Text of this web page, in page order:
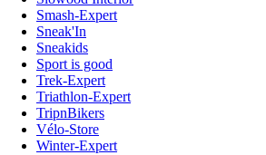
Smash-Expert
Sneak'In
Sneakids
Sport is good
Trek-Expert
Triathlon-Expert
TripnBikers
Vélo-Store
Winter-Expert